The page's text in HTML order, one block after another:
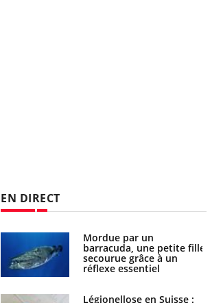
EN DIRECT
Mordue par un
barracuda, une petite fille
secourue grâce à un
réflexe essentiel
Légionellose en Suisse :